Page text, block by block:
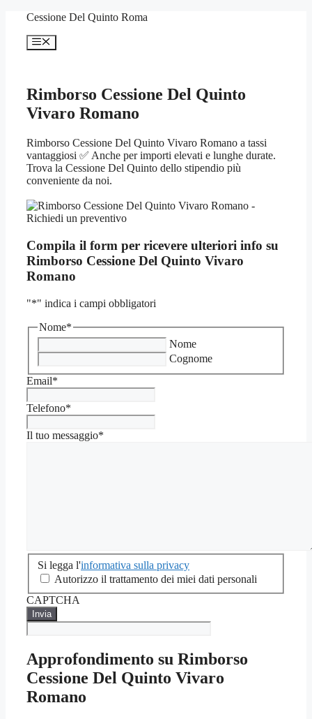
contenuto
Cessione Del Quinto Roma
Menu
Rimborso Cessione Del Quinto
Vivaro Romano
Rimborso Cessione Del Quinto Vivaro Romano a tassi
vantaggiosi ✅ Anche per importi elevati e lunghe durate.
Trova la Cessione Del Quinto dello stipendio più
conveniente da noi.
Compila il form per ricevere ulteriori info su
Rimborso Cessione Del Quinto Vivaro
Romano
"*" indica i campi obbligatori
Nome*
Nome
Cognome
Email*
Telefono*
Il tuo messaggio*
Si
legga
sulla
privacy
Si legga l'informativa sulla privacy
Autorizzo il trattamento dei miei dati personali
CAPTCHA
Approfondimento su Rimborso
Cessione Del Quinto Vivaro
Romano